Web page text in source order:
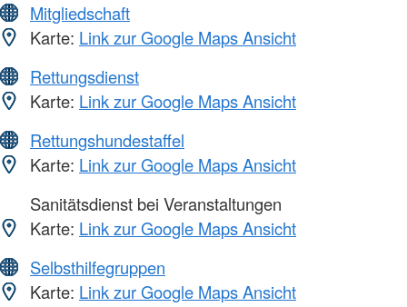
Mitgliedschaft
Karte: Link zur Google Maps Ansicht
Rettungsdienst
Karte: Link zur Google Maps Ansicht
Rettungshundestaffel
Karte: Link zur Google Maps Ansicht
Sanitätsdienst bei Veranstaltungen
Karte: Link zur Google Maps Ansicht
Selbsthilfegruppen
Karte: Link zur Google Maps Ansicht